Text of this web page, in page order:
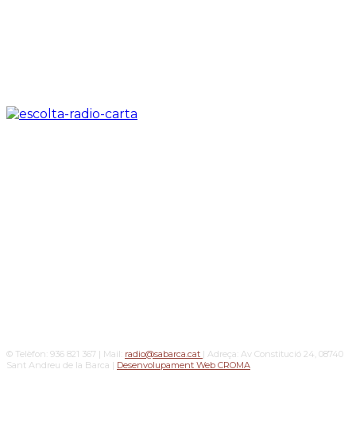
© Telèfon: 936 821 367 | Mail: radio@sabarca.cat | Adreça: Av Constitució 24, 08740
Sant Andreu de la Barca | Desenvolupament Web CROMA